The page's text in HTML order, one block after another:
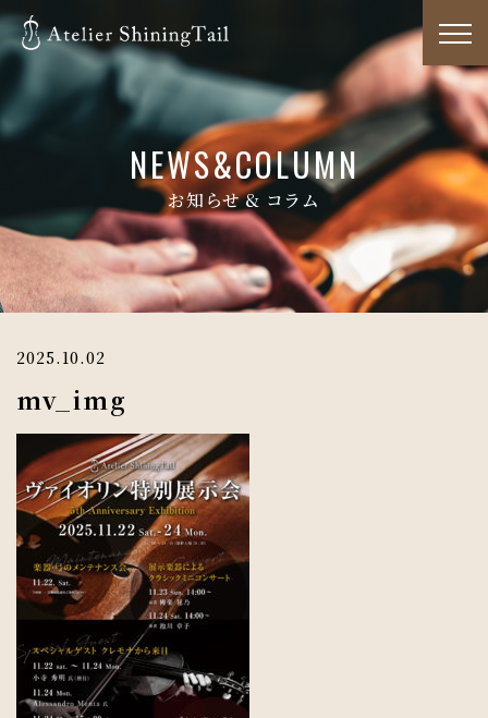
NEWS&COLUMN
お知らせ & コラム
2025.10.02
mv_img